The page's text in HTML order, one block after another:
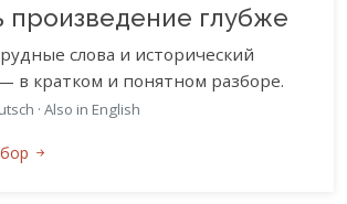
произведение глубже
слова и исторический
в кратком и понятном разборе.
· Also in English